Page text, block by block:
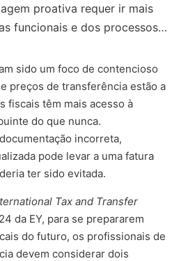
proativa requer ir mais
funcionais e dos processos…
sido um foco de contencioso
preços de transferência estão a
fiscais têm mais acesso à
do que nunca.
incorreta,
pode levar a uma fatura
ter sido evitada.
Tax and Transfer
da EY, para se prepararem
do futuro, os profissionais de
devem considerar dois